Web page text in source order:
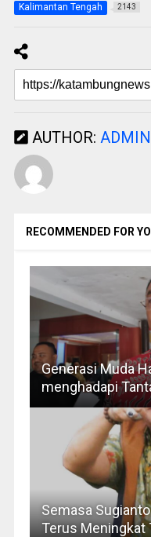
Kalimantan Tengah 2143
AUTHOR:
RECOMMENDED FOR
Generasi Muda
menghadapi
Semasa
Terus Meningkat